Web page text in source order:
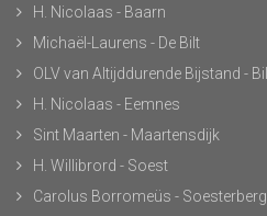
H. Nicolaas - Baarn
Michaël-Laurens - De Bilt
OLV van Altijddurende Bijstand -
H. Nicolaas - Eemnes
Sint Maarten - Maartensdijk
H. Willibrord - Soest
Carolus Borromeüs - Soesterberg